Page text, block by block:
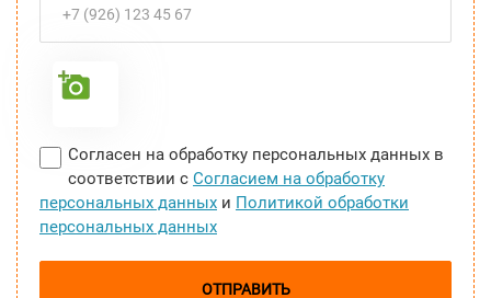
Согласен на обработку персональных данных в
соответствии с Согласием на обработку
персональных данных и Политикой обработки
персональных данных
ОТПРАВИТЬ